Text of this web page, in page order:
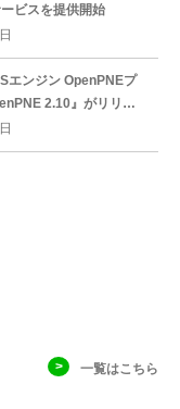
ビスを提供開始
エンジン OpenPNEプ
2.10』がリリー
一覧はこちら